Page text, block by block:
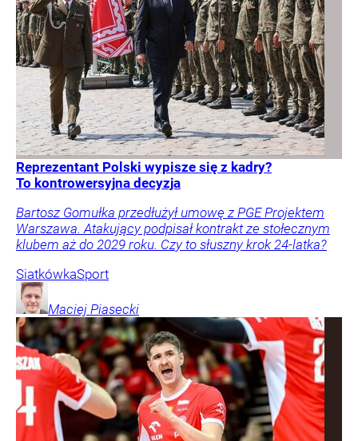
Reprezentant Polski wypisze się z kadry?
To kontrowersyjna decyzja
Bartosz Gomułka przedłużył umowę z PGE Projektem
Warszawa. Atakujący podpisał kontrakt ze stołecznym
klubem aż do 2029 roku. Czy to słuszny krok 24-latka?
SiatkówkaSport
Maciej Piasecki